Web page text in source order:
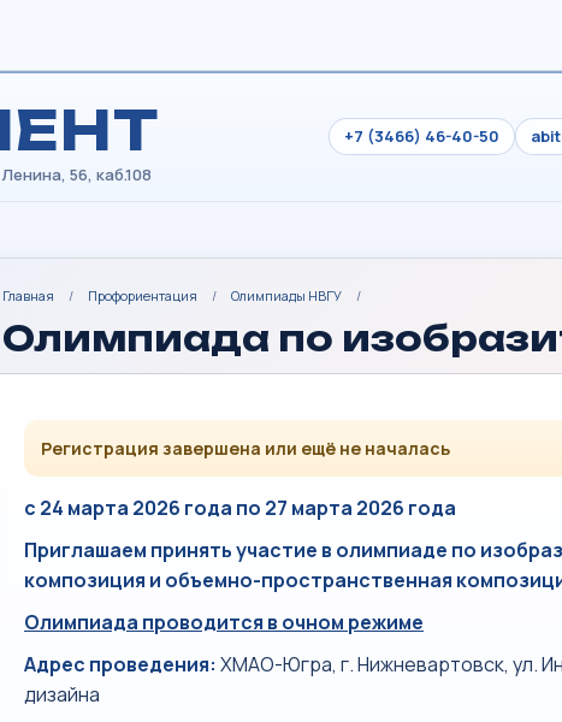
+7 (3466) 46-40-50
Главная / Профориентация / Олимпиады НВГУ /
Олимпиада по
Регистрация завершена или ещё не началась
с 24 марта 2026 года по 27 марта 2026 года
Приглашаем принять участие в олимпиаде по
композиция и объемно-пространственная
Олимпиада проводится в очном режиме
Адрес проведения: ХМАО-Югра, г. Нижневартовск, ул.
дизайна